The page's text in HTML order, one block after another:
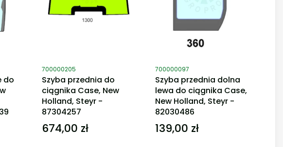
do
Kod produktu
700000205
Szyba przednia do
ciągnika Case, New
Holland, Steyr -
87304257
Cena
674,00 zł
Kod produktu
700000097
Szyba przednia dolna
lewa do ciągnika Case,
New Holland, Steyr -
82030486
Cena
139,00 zł